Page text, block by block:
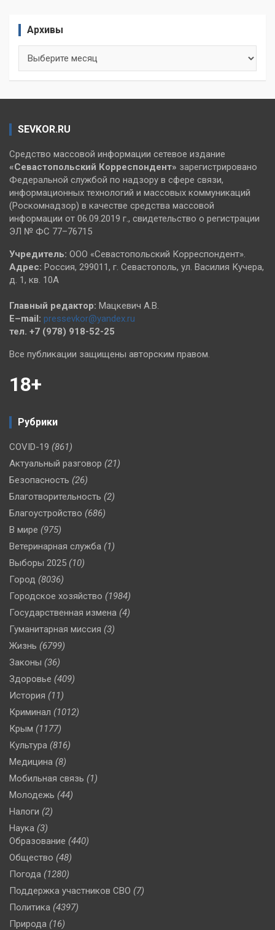
Архивы
SEVKOR.RU
Средство массовой информации сетевое издание
«Севастопольский Корреспондент» зарегистрировано
Федеральной службой по надзору в сфере связи,
информационных технологий и массовых коммуникаций
(Роскомнадзор) в качестве средства массовой
информации от 06.09.2019 г., свидетельство о регистрации
ЭЛ № ФС 77–76715
Учредитель: ООО «Севастопольский Корреспондент».
Адрес: Россия, 299011, г. Севастополь, ул. Василия Кучера,
д. 1, кв. 10А
Главный редактор: Мацкевич А.В.
E–mail: pressevkor@yandex.ru
тел. +7 (978) 918-52-25
Все публикации защищены авторским правом.
18+
Рубрики
COVID-19 (861)
Актуальный разговор (21)
Безопасность (26)
Благотворительность (2)
Благоустройство (686)
В мире (975)
Ветеринарная служба (1)
Выборы 2025 (10)
Город (8036)
Городское хозяйство (1984)
Государственная измена (4)
Гуманитарная миссия (3)
Жизнь (6799)
Законы (36)
Здоровье (409)
История (11)
Криминал (1012)
Крым (1177)
Культура (816)
Медицина (8)
Мобильная связь (1)
Молодежь (44)
Налоги (2)
Наука (3)
Образование (440)
Общество (48)
Погода (1280)
Поддержка участников СВО (7)
Политика (4397)
Природа (16)